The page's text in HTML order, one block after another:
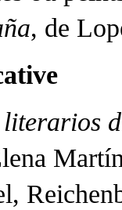
, de